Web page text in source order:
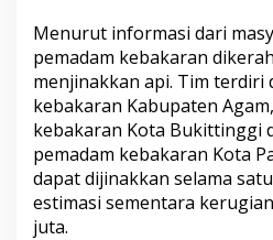
k
i
t
t
i
n
g
i
P
Menurut informasi dari
pemadam kebakaran
menjinakkan api. Tim terdiri
kebakaran Kabupaten
kebakaran Kota Bukittinggi
pemadam kebakaran Kota
dapat dijinakkan selama
estimasi sementara
juta.